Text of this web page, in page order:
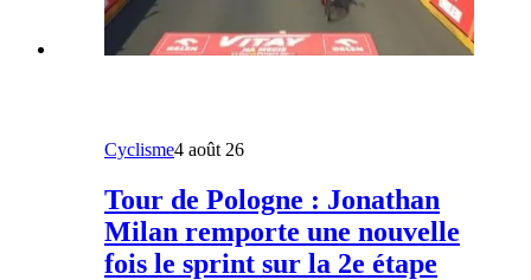
Cyclisme4 août 26
Tour de Pologne : Jonathan
Milan remporte une nouvelle
fois le sprint sur la 2e étape